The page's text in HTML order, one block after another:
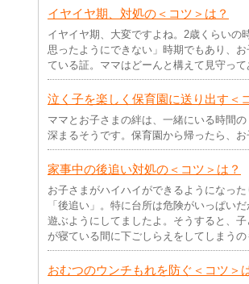
イヤイヤ期、対処の＜コツ＞は？
イヤイヤ期、大変ですよね。2歳くらいの
思ったようにできない」時期でもあり、
ている証。ママはどーんと構えて見守って
泣く子を楽しく保育園に送り出す＜
ママとお子さまの絆は、一緒にいる時間
深まるそうです。保育園から帰ったら、
家事中の後追い対処の＜コツ＞は？
お子さまがハイハイができるようになっ
「後追い」。特に台所は危険がいっぱい
遊ぶようにしてましたよ。そうすると、
が寝ている間に下ごしらえをしてしまうの
おむつのウンチもれを防ぐ＜コツ＞